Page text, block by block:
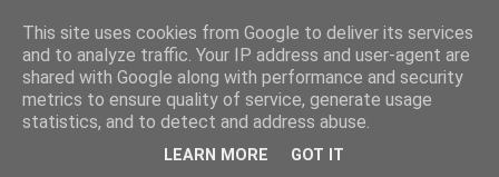
This site uses cookies from Google to deliver its services
and to analyze traffic. Your IP address and user-agent are
shared with Google along with performance and security
metrics to ensure quality of service, generate usage
statistics, and to detect and address abuse.
LEARN MORE GOT IT